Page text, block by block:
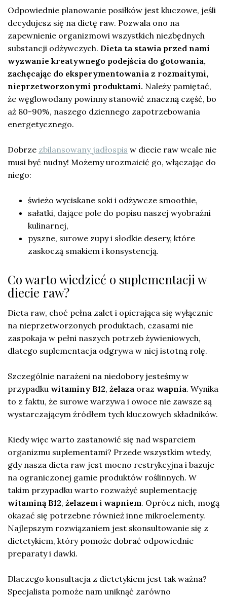
Odpowiednie planowanie posiłków jest kluczowe, jeśli
decydujesz się na dietę raw. Pozwala ono na
zapewnienie organizmowi wszystkich niezbędnych
substancji odżywczych. Dieta ta stawia przed nami
wyzwanie kreatywnego podejścia do gotowania,
zachęcając do eksperymentowania z rozmaitymi,
nieprzetworzonymi produktami. Należy pamiętać,
że węglowodany powinny stanowić znaczną część, bo
aż 80-90%, naszego dziennego zapotrzebowania
energetycznego.
Dobrze zbilansowany jadłospis w diecie raw wcale nie
musi być nudny! Możemy urozmaicić go, włączając do
niego:
świeżo wyciskane soki i odżywcze smoothie,
sałatki, dające pole do popisu naszej wyobraźni
kulinarnej,
pyszne, surowe zupy i słodkie desery, które
zaskoczą smakiem i konsystencją.
Co warto wiedzieć o suplementacji w
diecie raw?
Dieta raw, choć pełna zalet i opierająca się wyłącznie
na nieprzetworzonych produktach, czasami nie
zaspokaja w pełni naszych potrzeb żywieniowych,
dlatego suplementacja odgrywa w niej istotną rolę.
Szczególnie narażeni na niedobory jesteśmy w
przypadku witaminy B12, żelaza oraz wapnia. Wynika
to z faktu, że surowe warzywa i owoce nie zawsze są
wystarczającym źródłem tych kluczowych składników.
Kiedy więc warto zastanowić się nad wsparciem
organizmu suplementami? Przede wszystkim wtedy,
gdy nasza dieta raw jest mocno restrykcyjna i bazuje
na ograniczonej gamie produktów roślinnych. W
takim przypadku warto rozważyć suplementację
witaminą B12, żelazem i wapniem. Oprócz nich, mogą
okazać się potrzebne również inne mikroelementy.
Najlepszym rozwiązaniem jest skonsultowanie się z
dietetykiem, który pomoże dobrać odpowiednie
preparaty i dawki.
Dlaczego konsultacja z dietetykiem jest tak ważna?
Specjalista pomoże nam uniknąć zarówno